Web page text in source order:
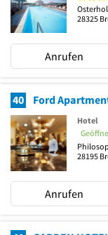
28325
Anrufen
40 Ford
Hotel
28195
Anrufen